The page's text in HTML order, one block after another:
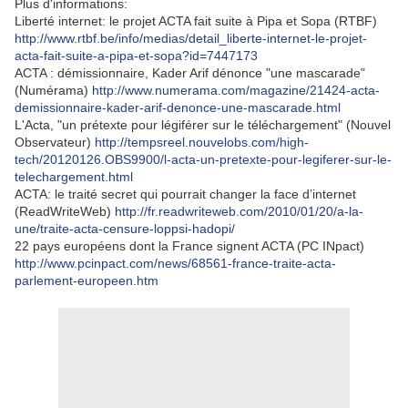
Plus d'informations:
Liberté internet: le projet ACTA fait suite à Pipa et Sopa (RTBF)
http://www.rtbf.be/info/medias/detail_liberte-internet-le-projet-
acta-fait-suite-a-pipa-et-sopa?id=7447173
ACTA : démissionnaire, Kader Arif dénonce "une mascarade"
(Numérama) http://www.numerama.com/magazine/21424-acta-
demissionnaire-kader-arif-denonce-une-mascarade.html
L'Acta, "un prétexte pour légiférer sur le téléchargement" (Nouvel
Observateur) http://tempsreel.nouvelobs.com/high-
tech/20120126.OBS9900/l-acta-un-pretexte-pour-legiferer-sur-le-
telechargement.html
ACTA: le traité secret qui pourrait changer la face d’internet
(ReadWriteWeb) http://fr.readwriteweb.com/2010/01/20/a-la-
une/traite-acta-censure-loppsi-hadopi/
22 pays européens dont la France signent ACTA (PC INpact)
http://www.pcinpact.com/news/68561-france-traite-acta-
parlement-europeen.htm